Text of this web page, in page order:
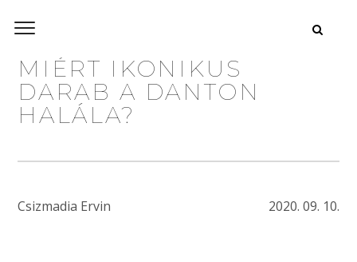
MIÉRT IKONIKUS
DARAB A DANTON
HALÁLA?
Csizmadia Ervin 2020. 09. 10.